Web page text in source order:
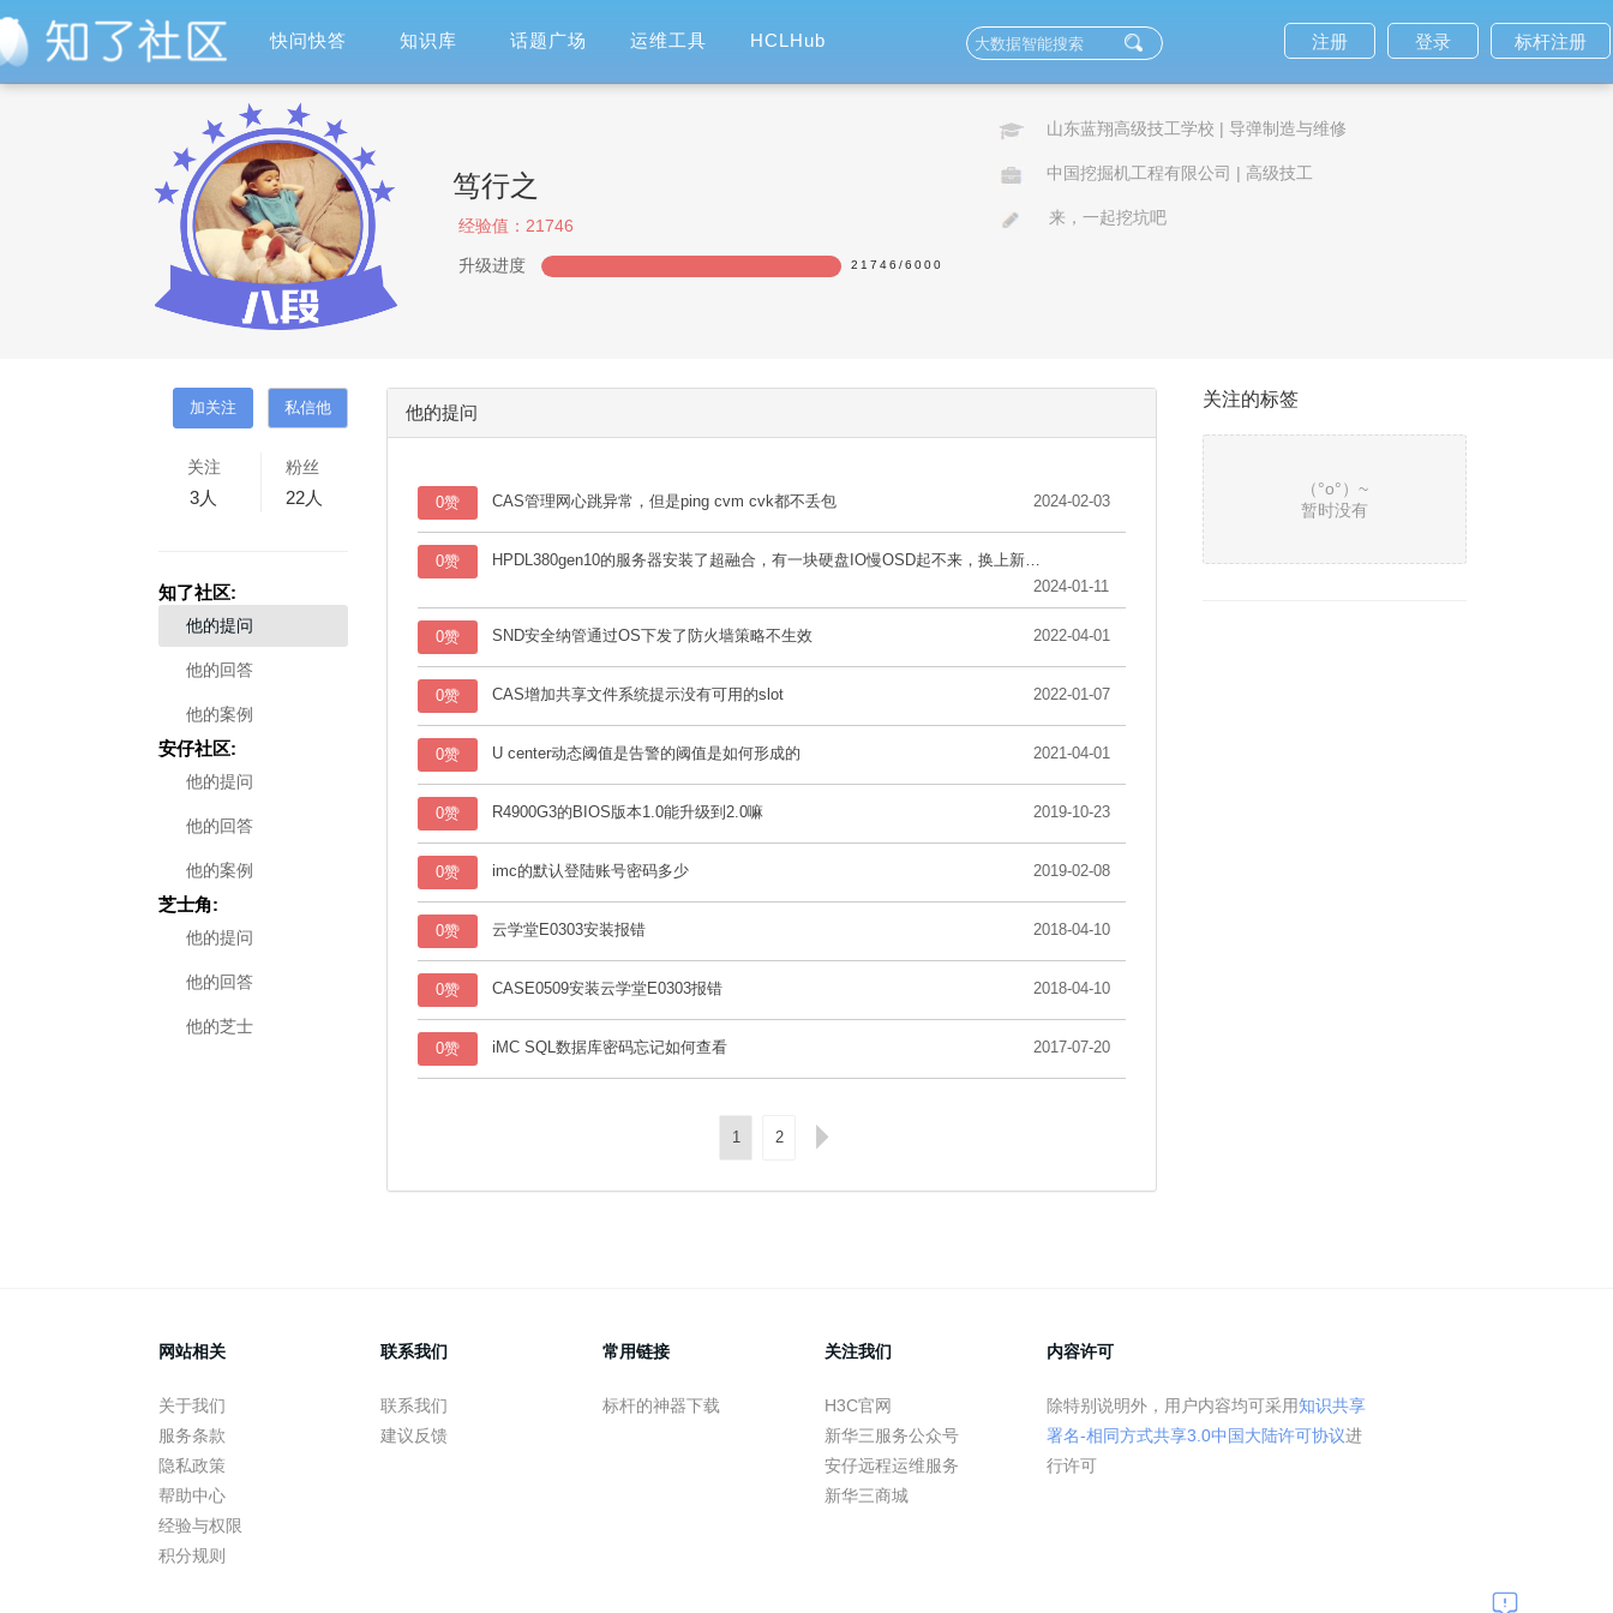
快问快答 知识库 话题广场 运维工具 HCLHub 标杆注册
登录
注册
笃行之
经验值： 21746
升级进度 21746 /6000
山东蓝翔高级技工学校 | 导弹制造与维修
中国挖掘机工程有限公司 | 高级技工
来，一起挖坑吧
关注
3人
粉丝
22人
知了社区:
他的提问
他的回答
他的案例
安仔社区:
他的提问
他的回答
他的案例
芝士角:
他的提问
他的回答
他的芝士
他的提问
0赞 CAS管理网心跳异常，但是ping cvm cvk都不丢包 2024-02-03
0赞
HPDL380gen10的服务器安装了超融合，有一块硬盘IO慢OSD起不来，换上新盘但是ILO显示Failed是怎么回事
2024-01-11
0赞 SND安全纳管通过OS下发了防火墙策略不生效 2022-04-01
0赞 CAS增加共享文件系统提示没有可用的slot 2022-01-07
0赞 U center动态阈值是告警的阈值是如何形成的 2021-04-01
0赞 R4900G3的BIOS版本1.0能升级到2.0嘛 2019-10-23
0赞 imc的默认登陆账号密码多少 2019-02-08
0赞 云学堂E0303安装报错 2018-04-10
0赞 CASE0509安装云学堂E0303报错 2018-04-10
0赞 iMC SQL数据库密码忘记如何查看 2017-07-20
1 2
关注的标签
（°ο°）~
暂时没有
网站相关
关于我们
服务条款
隐私政策
帮助中心
经验与权限
积分规则
联系我们
联系我们
建议反馈
常用链接
标杆的神器下载
关注我们
H3C官网
新华三服务公众号
安仔远程运维服务
新华三商城
内容许可
除特别说明外，用户内容均可采用知识共享
署名-相同方式共享3.0中国大陆许可协议进
行许可